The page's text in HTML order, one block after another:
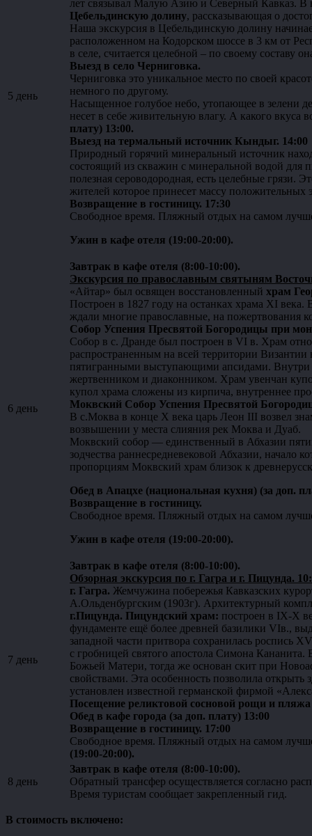
5 день
лет связывал Малую Азию и Северный Кавказ.
Цебельдинскую долину, рассказывающая о
Наша экскурсия в Цебельдинскую долину
расположенном на Кодорском шоссе в 3 км от
в селе, считается целебной – по своему составу
Выезд в село Черниговка.
Черниговка это уникальное место по своей
немного по другому.
Насыщенное голубое небо, утопающее в зелени
несет в себе живительную влагу. А какого вкуса
плату) 13:00.
Выезд на термальный источник Кындыг. 14:00
Природный горячий минеральный источник
состоящий из скважин с минеральной водой для
полезная сероводородная, есть целебные
жителей которое принесет массу положительных
Возвращение в гостиницу. 17:30
Свободное время. Пляжный отдых на самом
Ужин в кафе отеля (19:00-20:00).
6 день
Завтрак в кафе отеля (8:00-10:00).
Экскурсия по православным святыням
«Айтар» был освящен восстановленный храм
Построен в 1827 году на останках храма XI
ждали многие православные, на пожертвования
Собор Успения Пресвятой Богородицы при
Собор в с. Дранде был построен в VI в. Храм
распространенным на всей территории
пятигранными выступающими апсидами. Внутри
жертвенником и диаконником. Храм увенчан
купол храма сложены из кирпича, внутреннее
Моквский Собор Успения Пресвятой
В с.Моква в конце X века царь Леон III возвел
возвышении у места слияния рек Моква и Дуаб.
Моквский собор — единственный в Абхазии
зодчества раннесредневековой Абхазии,
пропорциям Моквский храм близок к
Обед в Апацхе (национальная кухня) (за доп.
Возвращение в гостиницу.
Свободное время. Пляжный отдых на самом
Ужин в кафе отеля (19:00-20:00).
7 день
Завтрак в кафе отеля (8:00-10:00).
Обзорная экскурсия по г. Гагра и г. Пицунда.
г. Гагра. Жемчужина побережья Кавказских
А.Ольденбургским (1903г). Архитектурный
г.Пицунда. Пицундский храм: построен в IX-Х
фундаменте ещё более древней базилики VIв.,
западной части притвора сохранилась роспись
с гробницей святого апостола Симона
Божьей Матери, тогда же основан скит при
свойствами. Эта особенность позволила открыть
установлен известной германской фирмой
Посещение реликтовой сосновой рощи и
Обед в кафе города (за доп. плату) 13:00
Возвращение в гостиницу. 17:00
Свободное время. Пляжный отдых на самом
(19:00-20:00).
8 день
Завтрак в кафе отеля (8:00-10:00).
Обратный трансфер осуществляется согласно
Время туристам сообщает закрепленный гид.
В стоимость включено: